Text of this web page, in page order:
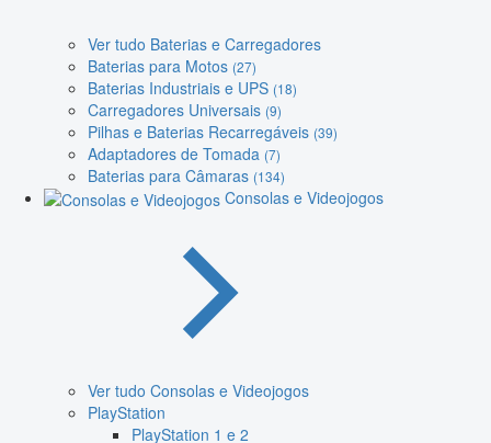
Ver tudo Baterias e Carregadores
Baterias para Motos (27)
Baterias Industriais e UPS (18)
Carregadores Universais (9)
Pilhas e Baterias Recarregáveis (39)
Adaptadores de Tomada (7)
Baterias para Câmaras (134)
Consolas e Videojogos
Ver tudo Consolas e Videojogos
PlayStation
PlayStation 1 e 2